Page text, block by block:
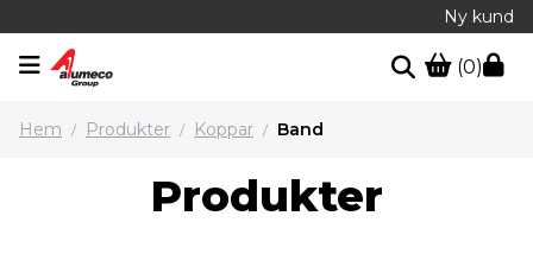
Ny kund
(0)
Hem / Produkter / Koppar / Band
Produkter